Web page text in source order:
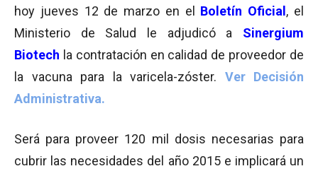
hoy jueves 12 de marzo en el Boletín Oficial , el
Ministerio de Salud le adjudicó a Sinergium
Biotech la contratación en calidad de proveedor de
la vacuna para la varicela-zóster. Ver Decisión
Administrativa.
Será para proveer 120 mil dosis necesarias para
cubrir las necesidades del año 2015 e implicará un